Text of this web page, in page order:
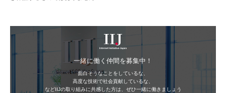
IIJ
一緒に働く仲間を募集中！
面白そうなことをしているな、
高度な技術で社会貢献しているな、
などIIJの取り組みに共感した方は、ぜひ一緒に働きましょう